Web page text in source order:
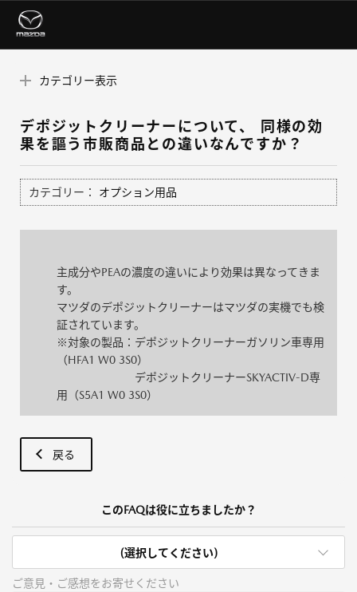
カテゴリー表示
デポジットクリーナーについて、 同様の効
果を謳う市販商品との違いなんですか？
カテゴリー： オプション用品
主成分やPEAの濃度の違いにより効果は異なってきま
す。
マツダのデポジットクリーナーはマツダの実機でも検
証されています。
※対象の製品：デポジットクリーナーガソリン車専用
（HFA1 W0 3S0）
デポジットクリーナーSKYACTIV-D専
用（S5A1 W0 3S0）
戻る
このFAQは役に立ちましたか？
(選択してください)
ご意見・ご感想をお寄せください